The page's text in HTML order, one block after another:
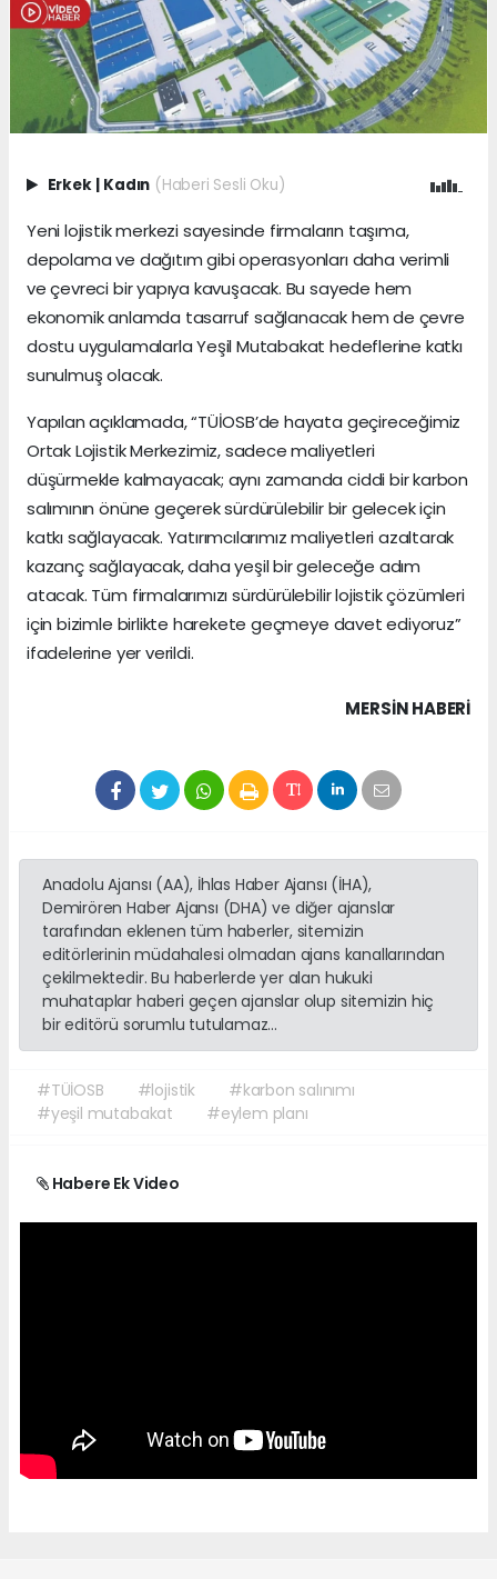
Erkek | Kadın (Haberi Sesli Oku)
Yeni lojistik merkezi sayesinde firmaların taşıma,
depolama ve dağıtım gibi operasyonları daha verimli
ve çevreci bir yapıya kavuşacak. Bu sayede hem
ekonomik anlamda tasarruf sağlanacak hem de çevre
dostu uygulamalarla Yeşil Mutabakat hedeflerine katkı
sunulmuş olacak.
Yapılan açıklamada, “TÜİOSB’de hayata geçireceğimiz
Ortak Lojistik Merkezimiz, sadece maliyetleri
düşürmekle kalmayacak; aynı zamanda ciddi bir karbon
salımının önüne geçerek sürdürülebilir bir gelecek için
katkı sağlayacak. Yatırımcılarımız maliyetleri azaltarak
kazanç sağlayacak, daha yeşil bir geleceğe adım
atacak. Tüm firmalarımızı sürdürülebilir lojistik çözümleri
için bizimle birlikte harekete geçmeye davet ediyoruz”
ifadelerine yer verildi.
MERSIN HABERİ
Anadolu Ajansı (AA), İhlas Haber Ajansı (İHA),
Demirören Haber Ajansı (DHA) ve diğer ajanslar
tarafından eklenen tüm haberler, sitemizin
editörlerinin müdahalesi olmadan ajans kanallarından
çekilmektedir. Bu haberlerde yer alan hukuki
muhataplar haberi geçen ajanslar olup sitemizin hiç
bir editörü sorumlu tutulamaz...
#TÜİOSB #lojistik
#karbon salınımı
#yeşil mutabakat
#eylem planı
Habere Ek Video